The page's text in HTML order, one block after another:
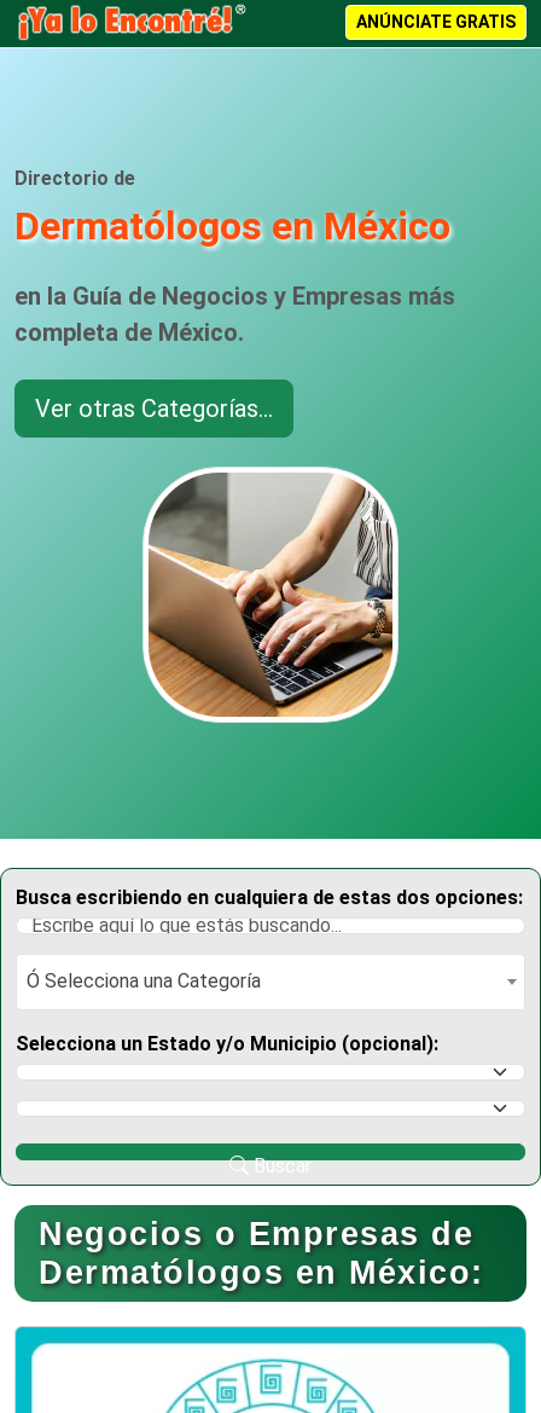
ANÚNCIATE GRATIS
Directorio de
Dermatólogos en México
en la Guía de Negocios y Empresas más
completa de México.
Ver otras Categorías...
Busca escribiendo en cualquiera de estas dos opciones:
Ó Selecciona una Categoría
Ó Selecciona una Categoría
Selecciona un Estado y/o Municipio (opcional):
Selecciona un Estado
Selecciona un Municipio
Buscar
Negocios o Empresas de
Dermatólogos en México: